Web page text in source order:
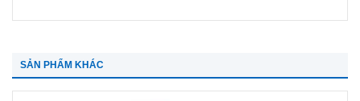
SẢN PHẨM KHÁC